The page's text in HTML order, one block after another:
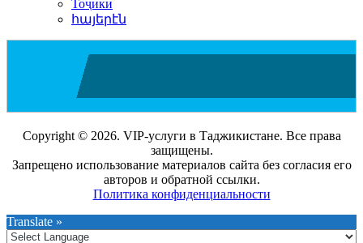
Тоҷикӣ
հայերէն
Copyright © 2026. VIP-услуги в Таджикистане. Все права
защищены.
Запрещено использование материалов сайта без согласия его
авторов и обратной ссылки.
Политика конфиденциальности
Translate »